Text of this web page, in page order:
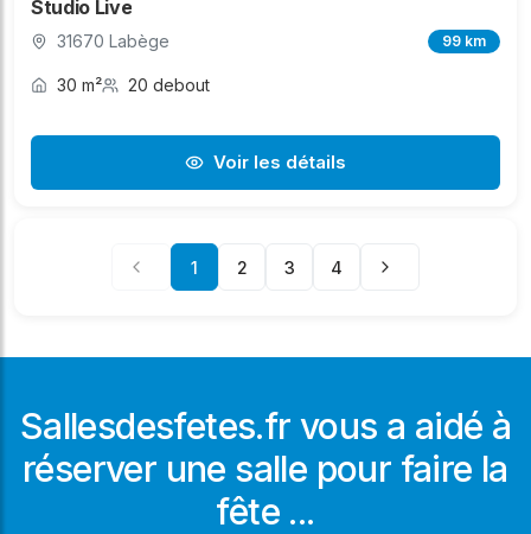
Studio Live
31670 Labège 99 km
30 m² 20 debout
Voir les détails
1 2 3 4
Sallesdesfetes.fr vous a aidé à
réserver une salle pour faire la
fête ...